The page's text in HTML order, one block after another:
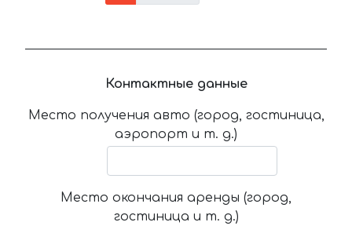
Контактные данные
Место получения авто (город, гостиница,
аэропорт и т. д.)
Место окончания аренды (город,
гостиница и т. д.)